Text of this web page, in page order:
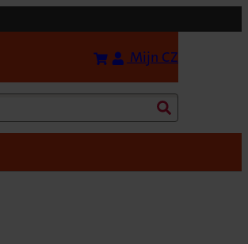
Bereken uw premie
Mijn CZ